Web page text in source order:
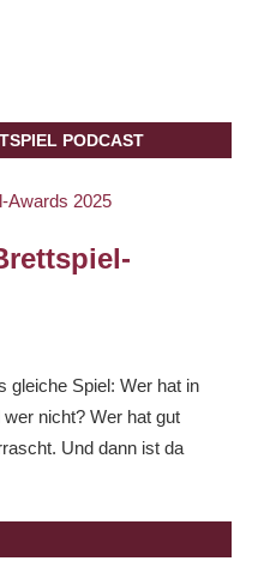
PODCAST
gleiche Spiel: Wer hat in
nicht? Wer hat gut
Und dann ist da